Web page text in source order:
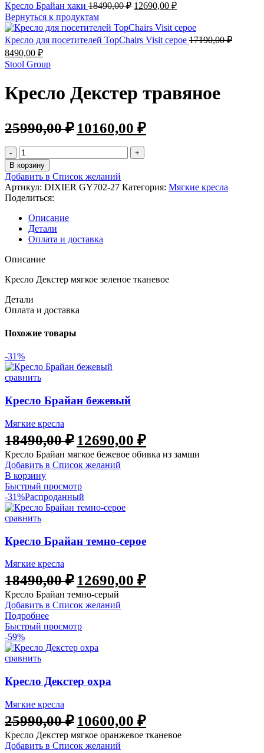
Кресло Брайан хаки 18490,00₽ 12690,00 ₽
Вернуться к продуктам
Кресло для посетителей TopChairs Visit серое 17190,00₽
8490,00 ₽
Stool Group
Кресло Декстер травяное
25990,00₽ 10160,00 ₽
В корзину
Добавить в Список желаний
Артикул: DIXIER GY702-27 Категория: Мягкие кресла
Поделиться:
Описание
Детали
Оплата и доставка
Описание
Кресло Декстер мягкое зеленое тканевое
Детали
Оплата и доставка
Похожие товары
-31%
сравнить
Кресло Брайан бежевый
Мягкие кресла
18490,00₽ 12690,00 ₽
Кресло Брайан мягкое бежевое обивка из замши
Добавить в Список желаний
В корзину
Быстрый просмотр
-31%Распроданный
сравнить
Кресло Брайан темно-серое
Мягкие кресла
18490,00₽ 12690,00 ₽
Кресло Брайан темно-серый
Добавить в Список желаний
Подробнее
Быстрый просмотр
-59%
сравнить
Кресло Декстер охра
Мягкие кресла
25990,00₽ 10600,00 ₽
Кресло Декстер мягкое оранжевое тканевое
Добавить в Список желаний